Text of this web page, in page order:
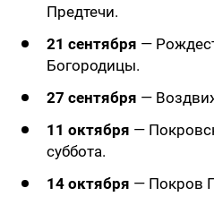
Предтечи.
21 сентября —
Богородицы.
27 сентября —
11 октября —
суббота.
14 октября — Покров